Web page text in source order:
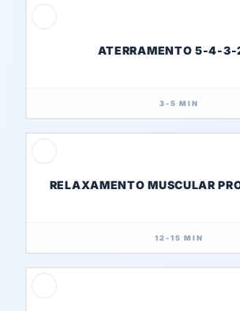
ATERRAMENTO 5-4-3-
3-5 MIN
RELAXAMENTO MUSCULAR
12-15 MIN